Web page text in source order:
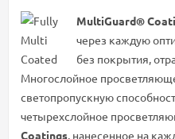
MultiGuard®
через каждую
без покрытия,
Многослойное
светопропускную
четырехслойное
Coatings, нанесенное на